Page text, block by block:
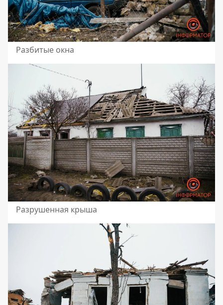
Разбитые окна
Разрушенная крыша